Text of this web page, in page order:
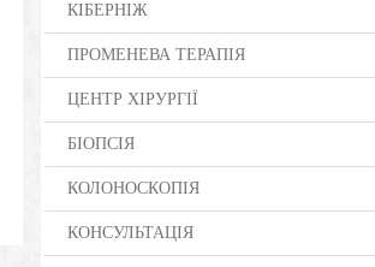
КІБЕРНІЖ
ПРОМЕНЕВА ТЕРАПІЯ
ЦЕНТР ХІРУРГІЇ
БІОПСІЯ
КОЛОНОСКОПІЯ
КОНСУЛЬТАЦІЯ